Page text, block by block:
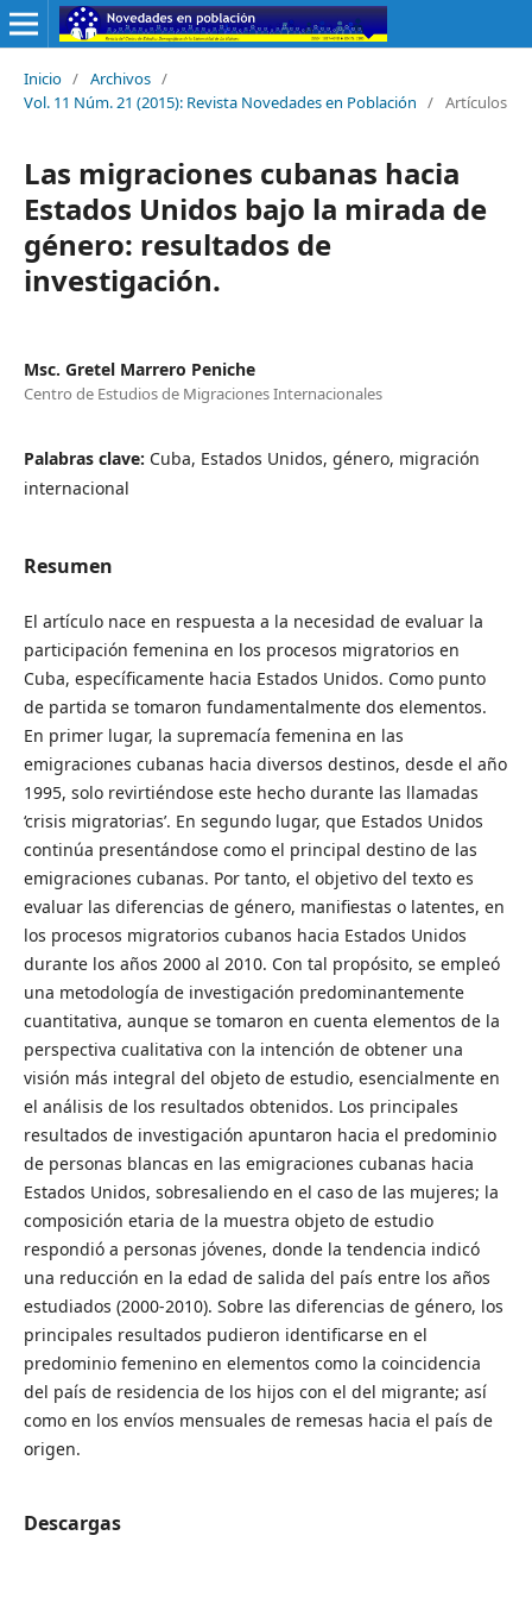
Inicio / Archivos /
Vol. 11 Núm. 21 (2015): Revista Novedades en Población / Artículos
Las migraciones cubanas hacia
Estados Unidos bajo la mirada de
género: resultados de
investigación.
Msc. Gretel Marrero Peniche
Centro de Estudios de Migraciones Internacionales
Palabras clave: Cuba, Estados Unidos, género, migración
internacional
Resumen
El artículo nace en respuesta a la necesidad de evaluar la
participación femenina en los procesos migratorios en
Cuba, específicamente hacia Estados Unidos. Como punto
de partida se tomaron fundamentalmente dos elementos.
En primer lugar, la supremacía femenina en las
emigraciones cubanas hacia diversos destinos, desde el año
1995, solo revirtiéndose este hecho durante las llamadas
‘crisis migratorias’. En segundo lugar, que Estados Unidos
continúa presentándose como el principal destino de las
emigraciones cubanas. Por tanto, el objetivo del texto es
evaluar las diferencias de género, manifiestas o latentes, en
los procesos migratorios cubanos hacia Estados Unidos
durante los años 2000 al 2010. Con tal propósito, se empleó
una metodología de investigación predominantemente
cuantitativa, aunque se tomaron en cuenta elementos de la
perspectiva cualitativa con la intención de obtener una
visión más integral del objeto de estudio, esencialmente en
el análisis de los resultados obtenidos. Los principales
resultados de investigación apuntaron hacia el predominio
de personas blancas en las emigraciones cubanas hacia
Estados Unidos, sobresaliendo en el caso de las mujeres; la
composición etaria de la muestra objeto de estudio
respondió a personas jóvenes, donde la tendencia indicó
una reducción en la edad de salida del país entre los años
estudiados (2000-2010). Sobre las diferencias de género, los
principales resultados pudieron identificarse en el
predominio femenino en elementos como la coincidencia
del país de residencia de los hijos con el del migrante; así
como en los envíos mensuales de remesas hacia el país de
origen.
Descargas